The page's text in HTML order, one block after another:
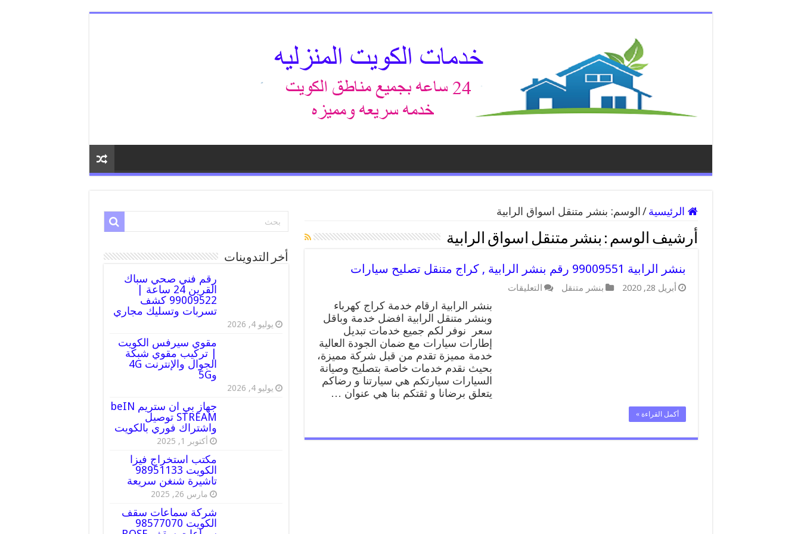
الرئيسية / الوسم: بنشر متنقل اسواق الرابية
أرشيف الوسم : بنشر متنقل اسواق الرابية
بنشر الرابية 99009551 رقم بنشر الرابية , كراج متنقل تصليح سيارات
أبريل 28, 2020 بنشر متنقل التعليقات
الرابية
99009551
بنشر
الرابية
كراج
متنقل
تصليح
بنشر الرابية ارقام خدمة كراج كهرباء
وبنشر متنقل الرابية افضل خدمة وباقل
سعر نوفر لكم جميع خدمات تبديل
إطارات سيارات مع ضمان الجودة العالية
خدمة مميزة تقدم من قبل شركة مميزة،
بحيث نقدم خدمات خاصة بتصليح وصيانة
السيارات سيارتكم هي سيارتنا و رضاكم
يتعلق برضانا و ثقتكم بنا هي عنوان …
أكمل القراءة »
أخر التدوينات
رقم فني صحي سباك
القرين 24 ساعة |
99009522 كشف
تسربات وتسليك مجاري
يوليو 4, 2026
مقوي سيرفس الكويت
| تركيب مقوي شبكة
الجوال والإنترنت 4G
و5G
يوليو 4, 2026
جهاز بي ان ستريم beIN
STREAM توصيل
واشتراك فوري بالكويت
أكتوبر 1, 2025
مكتب استخراج فيزا
الكويت 98951133
تاشيرة شنغن سريعة
مارس 26, 2025
شركة سماعات سقف
الكويت 98577070